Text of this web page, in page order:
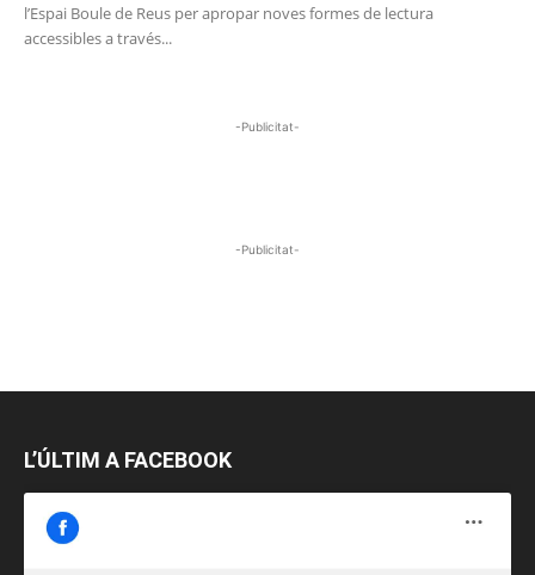
l’Espai Boule de Reus per apropar noves formes de lectura
accessibles a través...
-Publicitat-
-Publicitat-
L’ÚLTIM A FACEBOOK